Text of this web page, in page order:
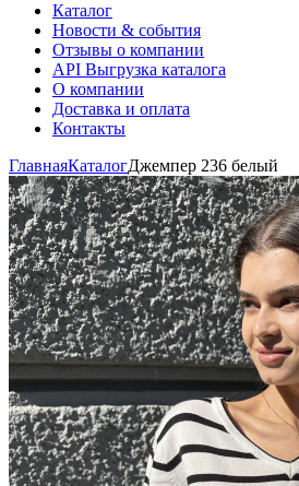
Каталог
Новости & события
Отзывы о компании
API Выгрузка каталога
О компании
Доставка и оплата
Контакты
ГлавнаяКаталогДжемпер 236 белый